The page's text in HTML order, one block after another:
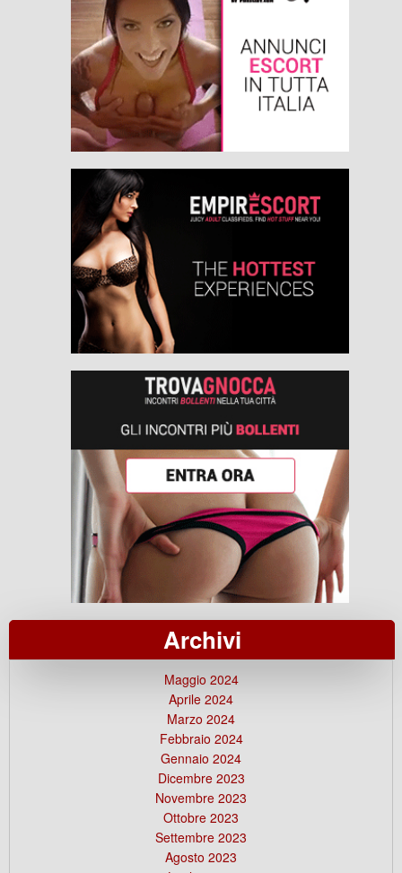
Archivi
Maggio 2024
Aprile 2024
Marzo 2024
Febbraio 2024
Gennaio 2024
Dicembre 2023
Novembre 2023
Ottobre 2023
Settembre 2023
Agosto 2023